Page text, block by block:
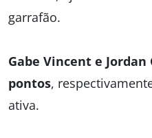
garrafão.
Gabe Vincent e Jordan
pontos,
ativa.